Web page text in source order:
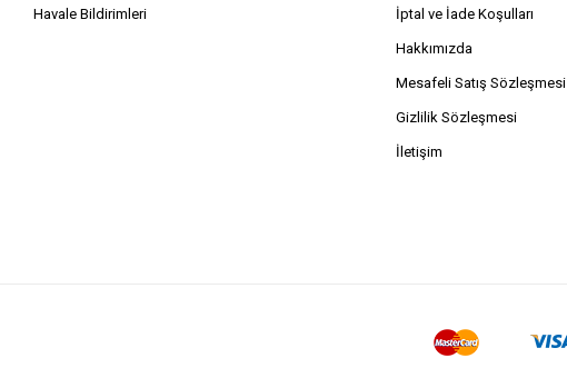
Havale Bildirimleri İptal ve İade Koşulları
Hakkımızda
Mesafeli Satış Sözleşmesi
Gizlilik Sözleşmesi
İletişim